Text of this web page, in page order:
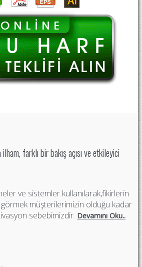
farklı bir bakış açısı ve etkileyici
ve sistemler kullanılarak,fikirlerin
müşterilerimizin olduğu kadar
sebebimizdir. Devamını Oku..